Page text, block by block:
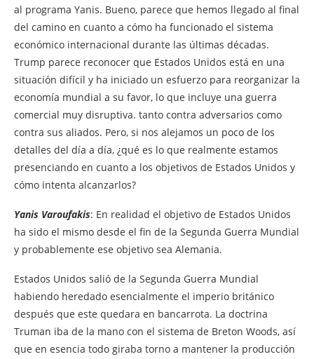
al programa Yanis. Bueno, parece que hemos llegado al final
del camino en cuanto a cómo ha funcionado el sistema
económico internacional durante las últimas décadas.
Trump parece reconocer que Estados Unidos está en una
situación difícil y ha iniciado un esfuerzo para reorganizar la
economía mundial a su favor, lo que incluye una guerra
comercial muy disruptiva. tanto contra adversarios como
contra sus aliados. Pero, si nos alejamos un poco de los
detalles del día a día, ¿qué es lo que realmente estamos
presenciando en cuanto a los objetivos de Estados Unidos y
cómo intenta alcanzarlos?
Yanis Varoufakis: En realidad el objetivo de Estados Unidos
ha sido el mismo desde el fin de la Segunda Guerra Mundial
y probablemente ese objetivo sea Alemania.
Estados Unidos salió de la Segunda Guerra Mundial
habiendo heredado esencialmente el imperio británico
después que este quedara en bancarrota. La doctrina
Truman iba de la mano con el sistema de Breton Woods, así
que en esencia todo giraba torno a mantener la producción